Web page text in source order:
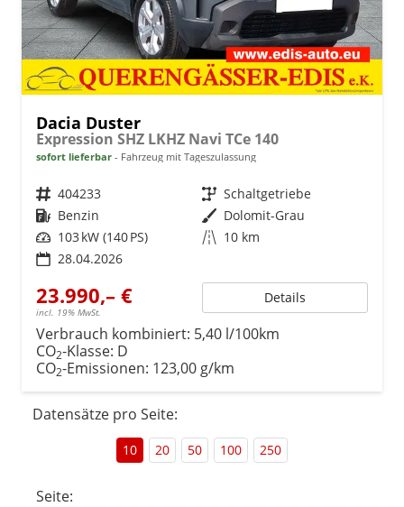
Dacia Duster
Expression SHZ LKHZ Navi TCe 140
sofort lieferbar Fahrzeug mit Tageszulassung
Fahrzeugnr. 404233 Getriebe Schaltgetriebe
Kraftstoff Benzin Außenfarbe Dolomit-Grau
Leistung 103 kW (140 PS) Kilometerstand 10 km
28.04.2026
23.990,– €
incl. 19% MwSt.
Details
Verbrauch kombiniert: 5,40 l/100km
CO2-Klasse: D
CO2-Emissionen: 123,00 g/km
Datensätze pro Seite:
10 20 50 100 250
Seite: